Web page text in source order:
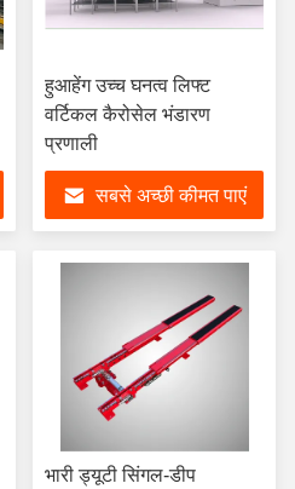
हुआहेंग उच्च घनत्व लिफ्ट
वर्टिकल कैरोसेल भंडारण
प्रणाली
सबसे अच्छी कीमत पाएं
भारी ड्यूटी सिंगल-डीप